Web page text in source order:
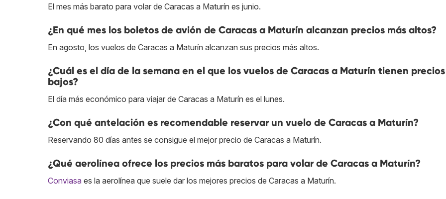
El mes más barato para volar de Caracas a Maturín es junio.
¿En qué mes los boletos de avión de Caracas a Maturín alcanzan precios más altos?
En agosto, los vuelos de Caracas a Maturín alcanzan sus precios más altos.
¿Cuál es el día de la semana en el que los vuelos de Caracas a Maturín tienen
bajos?
El día más económico para viajar de Caracas a Maturín es el lunes.
¿Con qué antelación es recomendable reservar un vuelo de Caracas a Maturín?
Reservando 80 días antes se consigue el mejor precio de Caracas a Maturín.
¿Qué aerolínea ofrece los precios más baratos para volar de Caracas a Maturín?
Conviasa es la aerolínea que suele dar los mejores precios de Caracas a Maturín.